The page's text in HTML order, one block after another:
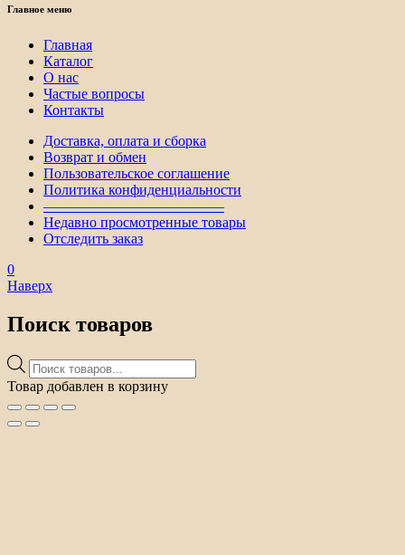
Главное меню
Главная
Каталог
О нас
Частые вопросы
Контакты
Доставка, оплата и сборка
Возврат и обмен
Пользовательское соглашение
Политика конфиденциальности
————————————–
Недавно просмотренные товары
Отследить заказ
0
Наверх
Поиск товаров
Поиск
товаров
Товар добавлен в корзину